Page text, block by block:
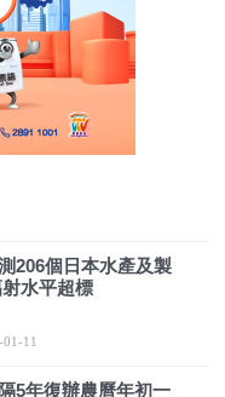
206個日本水產及製
水平超標
11
5年復辦農曆年初一